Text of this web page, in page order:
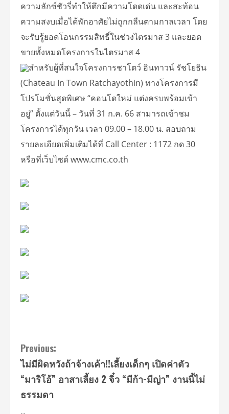
ความลักซ์ชัวรี่ทำให้ตึกมีความโดดเด่น และสะท้อน
ความสงบเมื่อได้พักอาศัยไม่ถูกกลืนตามกาลเวลา โดย
จะรับรู้ยอดโอนกรรมสิทธิ์ในช่วงไตรมาส 3 และยอด
ขายทั้งหมดโครงการในไตรมาส 4
สำหรับผู้ที่สนใจโครงการชาโตว์ อินทาวน์ รัชโยธิน
(Chateau In Town Ratchayothin) ทางโครงการมี
โปรโมชั่นสุดพิเศษ “คอนโดใหม่ แต่งครบพร้อมเข้า
อยู่” ตั้งแต่วันนี้ – วันที่ 31 ก.ค. 66 สามารถเข้าชม
โครงการได้ทุกวัน เวลา 09.00 – 18.00 น. สอบถาม
รายละเอียดเพิ่มเติมได้ที่ Call Center : 1172 กด 30
หรือที่เว็บไซด์ www.cmc.co.th
Continue
Reading
Previous:
ไม่มีผิดหวังถ้าจ้างเค้า!!เลี้ยงเด็กๆ เปิดค่าตัว
“มาริโอ้” อาสาเลี้ยง 2 จิ๋ว “มีก้า-มีญ่า” งานนี้ไม่
ธรรมดา